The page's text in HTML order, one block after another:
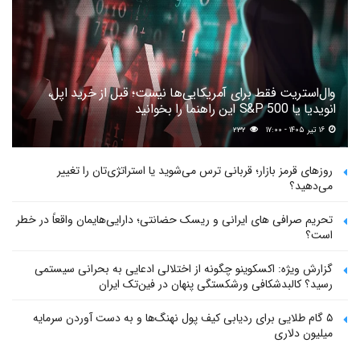
وال‌استریت فقط برای آمریکایی‌ها نیست؛ قبل از خرید اپل،
انویدیا یا S&P 500 این راهنما را بخوانید
۲۳۲
روزهای قرمز بازار؛ قربانی ترس می‌شوید یا استراتژی‌تان را تغییر
می‌دهید؟
تحریم صرافی های ایرانی و ریسک حضانتی؛ دارایی‌هایمان واقعاً در خطر
است؟
گزارش ویژه: اکسکوینو چگونه از اختلالی ادعایی به بحرانی سیستمی
رسید؟ کالبدشکافی ورشکستگی پنهان در فین‌تک ایران
۵ گام طلایی برای ردیابی کیف پول‌ نهنگ‌ها و به دست آوردن سرمایه
میلیون دلاری